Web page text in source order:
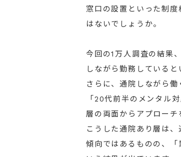
窓口の設置といった制
はないでしょうか。
今回の1万人調査の結果
しながら勤務していると
さらに、通院しながら
「20代前半のメンタル
層の両面からアプローチ
こうした通院あり層は
傾向ではあるものの、